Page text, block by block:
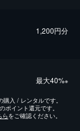
1,200円分
最⼤40%※
入 / レンタルです。
イント還元です。
らをご確認ください。